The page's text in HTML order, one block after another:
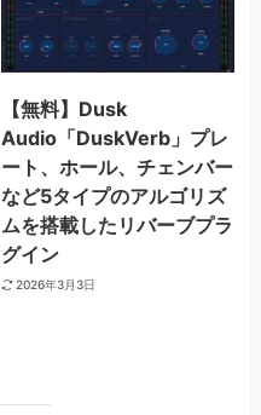
【無料】Dusk
Audio「DuskVerb」プレ
ート、ホール、チェンバー
など5タイプのアルゴリズ
ムを搭載したリバーブプラ
グイン
2026年3月3日